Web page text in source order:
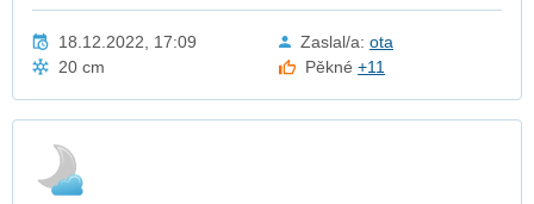
18.12.2022, 17:09 Zaslal/a: ota
20 cm
Pěkné+11